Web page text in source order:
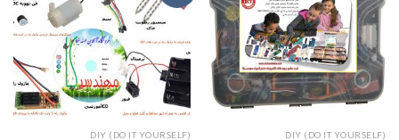
DIY (DO IT YOURSELF)
DIY (DO IT YOURSELF)